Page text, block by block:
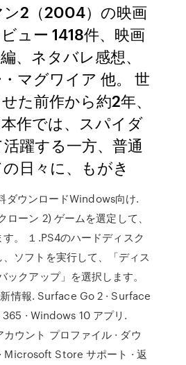
ン2（2004）の映画
ュー 1418件、映画
、ネタバレ感想、
マグワイア 他。 世
た前作から約2年、
作では、スパイダ
躍する一方、普通
日々に、もがき
ダウンロードWindows向け.
ーン 2) ゲームを選定して、
。 １.PS4のハードディスク
ソフトを実行して、「ディス
ックアップ」を選択します。
情報. Surface Go 2 · Surface
· Windows 10 アプリ.
ウント プロファイル · ダウ
Microsoft Store サポート · 返